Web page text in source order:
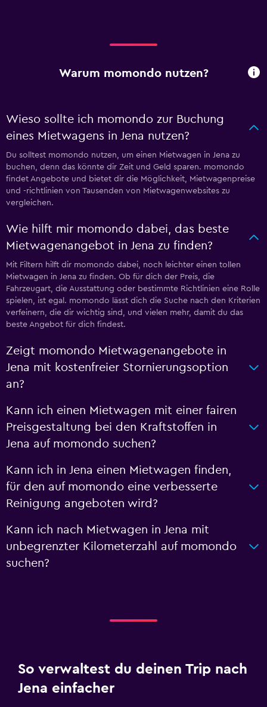
Warum momondo nutzen?
Wieso sollte ich momondo zur Buchung
eines Mietwagens in Jena nutzen?
Du solltest momondo nutzen, um einen Mietwagen in Jena zu
buchen, denn das könnte dir Zeit und Geld sparen. momondo
findet Angebote und bietet dir die Möglichkeit, Mietwagenpreise
und -richtlinien von Tausenden von Mietwagenwebsites zu
vergleichen.
Wie hilft mir momondo dabei, das beste
Mietwagenangebot in Jena zu finden?
Mit Filtern hilft dir momondo dabei, noch leichter einen tollen
Mietwagen in Jena zu finden. Ob für dich der Preis, die
Fahrzeugart, die Ausstattung oder bestimmte Richtlinien eine Rolle
spielen, ist egal. momondo lässt dich die Suche nach den Kriterien
verfeinern, die dir wichtig sind, und vielen mehr, damit du das
beste Angebot für dich findest.
Zeigt momondo Mietwagenangebote in
Jena mit kostenfreier Stornierungsoption
an?
Kann ich einen Mietwagen mit einer fairen
Preisgestaltung bei den Kraftstoffen in
Jena auf momondo suchen?
Kann ich in Jena einen Mietwagen finden,
für den auf momondo eine verbesserte
Reinigung angeboten wird?
Kann ich nach Mietwagen in Jena mit
unbegrenzter Kilometerzahl auf momondo
suchen?
So verwaltest du deinen Trip nach
Jena einfacher